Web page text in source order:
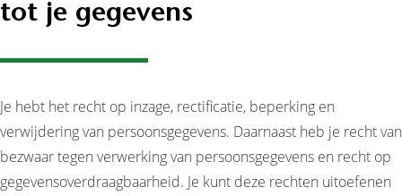
tot je gegevens
Je hebt het recht op inzage, rectificatie, beperking en
verwijdering van persoonsgegevens. Daarnaast heb je recht van
bezwaar tegen verwerking van persoonsgegevens en recht op
gegevensoverdraagbaarheid. Je kunt deze rechten uitoefenen